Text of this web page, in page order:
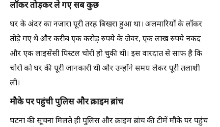
लॉकर तोड़कर ले गए सब कुछ
घर के अंदर का नजारा पूरी तरह बिखरा हुआ था। अलमारियों के लॉकर
तोड़े गए थे और करीब एक करोड़ रुपये के जेवर, एक लाख रुपये नकद
और एक लाइसेंसी पिस्टल चोरी हो चुकी थी। इस वारदात से साफ है कि
चोरों को घर की पूरी जानकारी थी और उन्होंने समय लेकर पूरी तलाशी
ली।
मौके पर पहुंची पुलिस और क्राइम ब्रांच
घटना की सूचना मिलते ही पुलिस और क्राइम ब्रांच की टीमें मौके पर पहुंच